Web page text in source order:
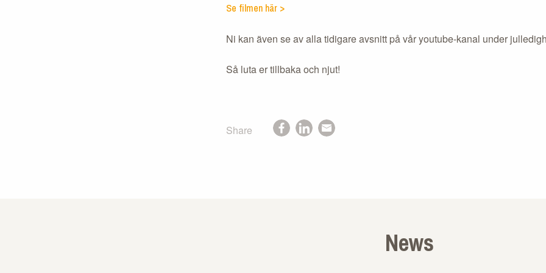
Se filmen här >
Ni kan även se av alla tidigare avsnitt på vår youtube-kanal under
Så luta er tillbaka och njut!
Share
News